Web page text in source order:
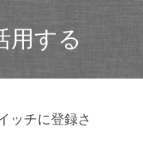
用する
ッチに登録さ